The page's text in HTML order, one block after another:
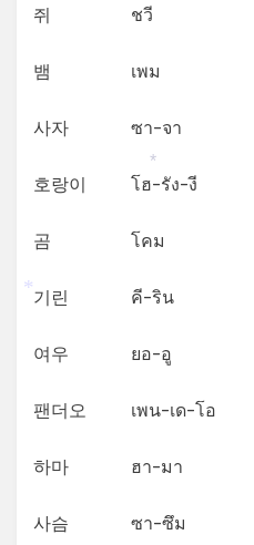
쥐 ชวี
뱀 เพม
사자 ซา-จา
호랑이 โฮ-รัง-งี
곰 โคม
기린 คี-ริน
여우 ยอ-อู
팬더오 เพน-เด-โอ
하마 ฮา-มา
사슴 ซา-ซึม
*